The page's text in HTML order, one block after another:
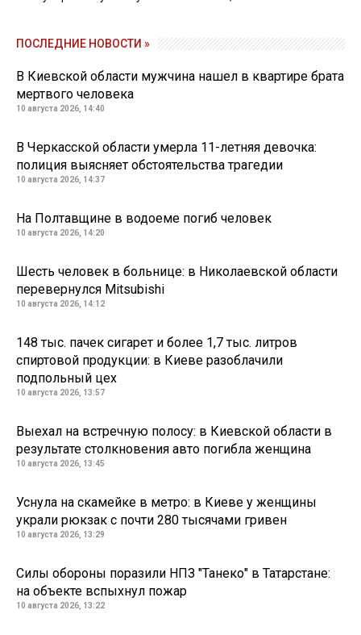
ПОСЛЕДНИЕ НОВОСТИ »
В Киевской области мужчина нашел в квартире брата
мертвого человека
10 августа 2026, 14:40
В Черкасской области умерла 11-летняя девочка:
полиция выясняет обстоятельства трагедии
10 августа 2026, 14:37
На Полтавщине в водоеме погиб человек
10 августа 2026, 14:20
Шесть человек в больнице: в Николаевской области
перевернулся Mitsubishi
10 августа 2026, 14:12
148 тыс. пачек сигарет и более 1,7 тыс. литров
спиртовой продукции: в Киеве разоблачили
подпольный цех
10 августа 2026, 13:57
Выехал на встречную полосу: в Киевской области в
результате столкновения авто погибла женщина
10 августа 2026, 13:45
Уснула на скамейке в метро: в Киеве у женщины
украли рюкзак с почти 280 тысячами гривен
10 августа 2026, 13:29
Силы обороны поразили НПЗ "Танеко" в Татарстане:
на объекте вспыхнул пожар
10 августа 2026, 13:22